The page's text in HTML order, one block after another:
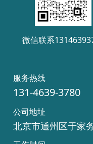
微信联系
服务热线
131-4639-3780
公司地址
北京市通州区于家